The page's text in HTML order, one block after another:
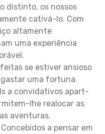
distinto, os nossos
cativá-lo. Com
altamente
uma experiência
se estiver ansioso
gastar uma fortuna.
a convidativos apart-
lhe realocar as
aventuras.
Concebidos a pensar em